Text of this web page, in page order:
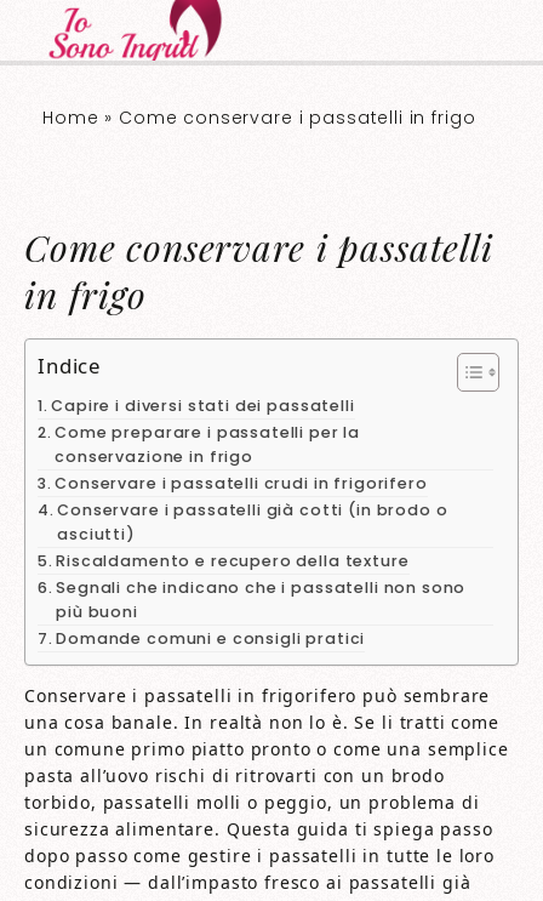
Home » Come conservare i passatelli in frigo​​
Come conservare i passatelli
in frigo​​
Indice
Capire i diversi stati dei passatelli
Come preparare i passatelli per la
conservazione in frigo
Conservare i passatelli crudi in frigorifero
Conservare i passatelli già cotti (in brodo o
asciutti)
Riscaldamento e recupero della texture
Segnali che indicano che i passatelli non sono
più buoni
Domande comuni e consigli pratici
Conservare i passatelli in frigorifero può sembrare
una cosa banale. In realtà non lo è. Se li tratti come
un comune primo piatto pronto o come una semplice
pasta all’uovo rischi di ritrovarti con un brodo
torbido, passatelli molli o peggio, un problema di
sicurezza alimentare. Questa guida ti spiega passo
dopo passo come gestire i passatelli in tutte le loro
condizioni — dall’impasto fresco ai passatelli già